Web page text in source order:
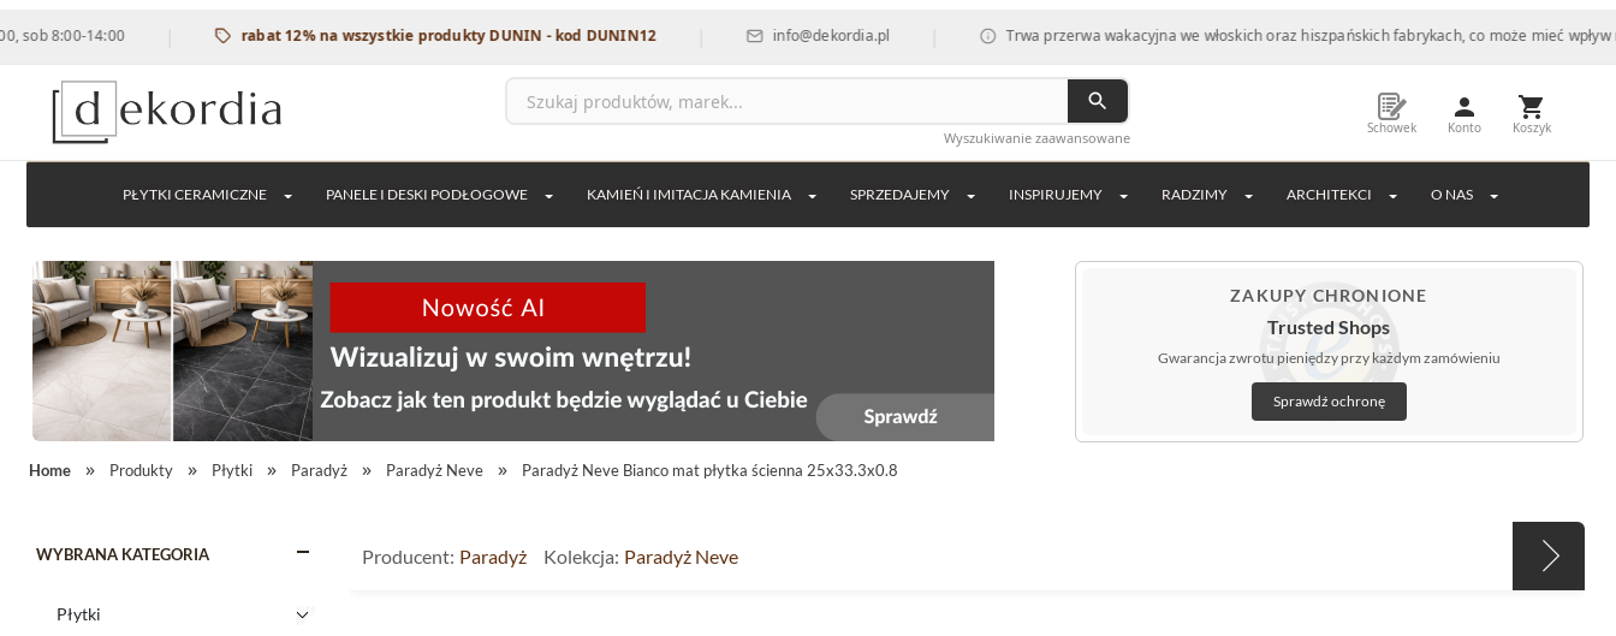
14:00 | rabat 12% na wszystkie produkty DUNIN - kod DUNIN12 | info@dekordia.pl | Trwa przerwa wakacyjna we włoskich oraz hiszpańskich fabrykach, co może mieć wpływ na
Wyszukiwanie zaawansowane
Schowek Konto Koszyk
PŁYTKI CERAMICZNE PANELE I DESKI PODŁOGOWE KAMIEŃ I IMITACJA KAMIENIA SPRZEDAJEMY INSPIRUJEMY RADZIMY ARCHITEKCI O NAS
ZAKUPY CHRONIONE
Trusted Shops
Gwarancja zwrotu pieniędzy przy każdym zamówieniu
Sprawdź ochronę
Home Produkty Płytki Paradyż Paradyż Neve Paradyż Neve Bianco mat płytka ścienna 25x33.3x0.8
WYBRANA KATEGORIA Producent: Paradyż Kolekcja: Paradyż Neve